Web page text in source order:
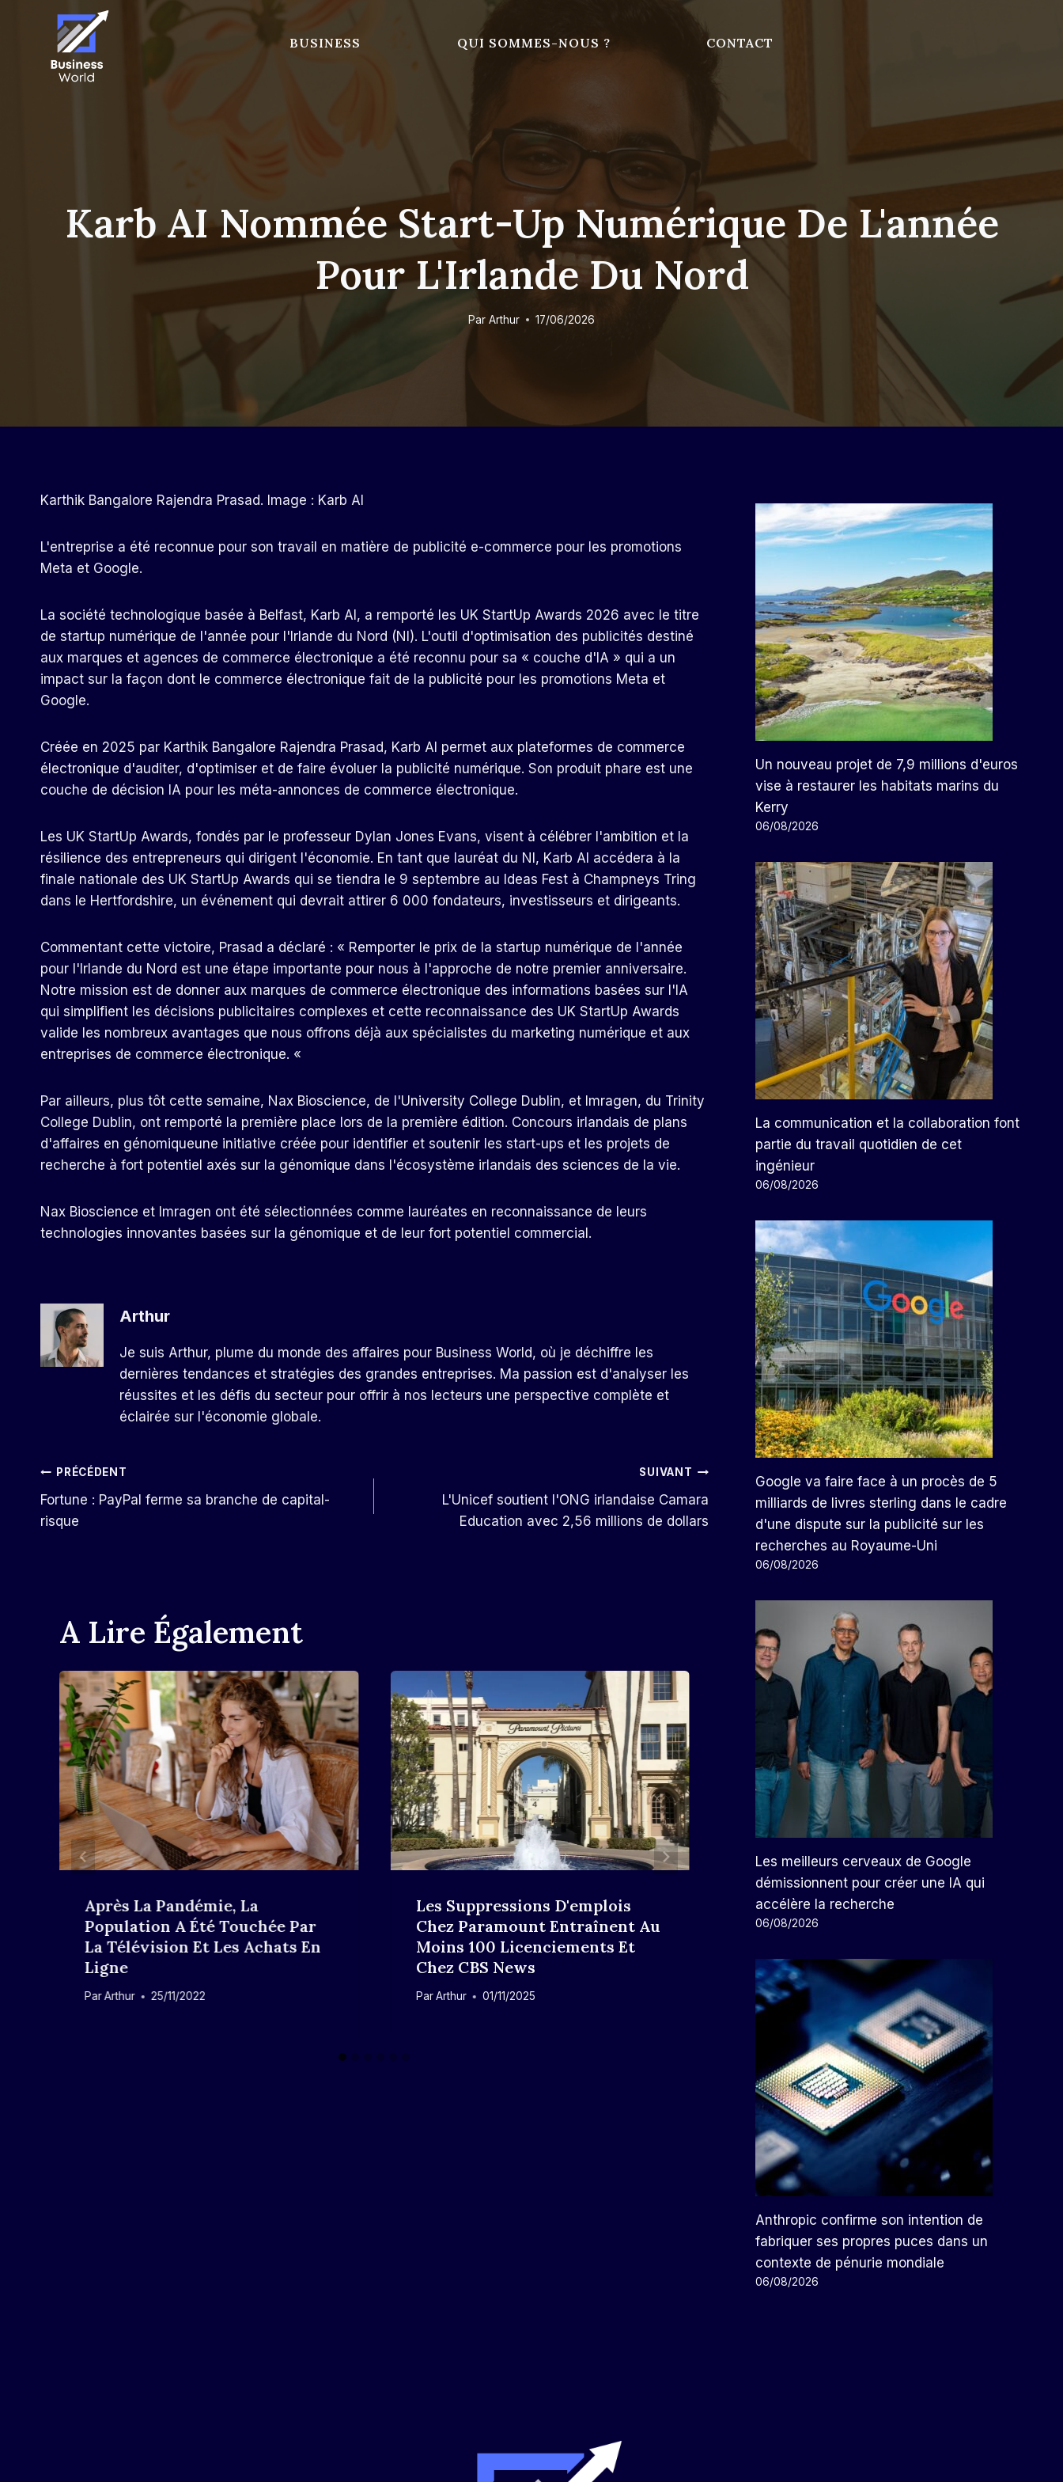
BUSINESS QUI SOMMES-NOUS ? CONTACT
Karb AI Nommée Start-Up Numérique De L'année
Pour L'Irlande Du Nord
Par Arthur 17/06/2026
Karthik Bangalore Rajendra Prasad. Image : Karb AI
L'entreprise a été reconnue pour son travail en matière de publicité e-commerce pour les promotions
Meta et Google.
La société technologique basée à Belfast, Karb AI, a remporté les UK StartUp Awards 2026 avec le titre
de startup numérique de l'année pour l'Irlande du Nord (NI). L'outil d'optimisation des publicités destiné
aux marques et agences de commerce électronique a été reconnu pour sa « couche d'IA » qui a un
impact sur la façon dont le commerce électronique fait de la publicité pour les promotions Meta et
Google.
Créée en 2025 par Karthik Bangalore Rajendra Prasad, Karb AI permet aux plateformes de commerce
électronique d'auditer, d'optimiser et de faire évoluer la publicité numérique. Son produit phare est une
couche de décision IA pour les méta-annonces de commerce électronique.
Les UK StartUp Awards, fondés par le professeur Dylan Jones Evans, visent à célébrer l'ambition et la
résilience des entrepreneurs qui dirigent l'économie. En tant que lauréat du NI, Karb AI accédera à la
finale nationale des UK StartUp Awards qui se tiendra le 9 septembre au Ideas Fest à Champneys Tring
dans le Hertfordshire, un événement qui devrait attirer 6 000 fondateurs, investisseurs et dirigeants.
Commentant cette victoire, Prasad a déclaré : « Remporter le prix de la startup numérique de l'année
pour l'Irlande du Nord est une étape importante pour nous à l'approche de notre premier anniversaire.
Notre mission est de donner aux marques de commerce électronique des informations basées sur l'IA
qui simplifient les décisions publicitaires complexes et cette reconnaissance des UK StartUp Awards
valide les nombreux avantages que nous offrons déjà aux spécialistes du marketing numérique et aux
entreprises de commerce électronique. «
Par ailleurs, plus tôt cette semaine, Nax Bioscience, de l'University College Dublin, et Imragen, du Trinity
College Dublin, ont remporté la première place lors de la première édition. Concours irlandais de plans
d'affaires en génomiqueune initiative créée pour identifier et soutenir les start-ups et les projets de
recherche à fort potentiel axés sur la génomique dans l'écosystème irlandais des sciences de la vie.
Nax Bioscience et Imragen ont été sélectionnées comme lauréates en reconnaissance de leurs
technologies innovantes basées sur la génomique et de leur fort potentiel commercial.
Arthur
Je suis Arthur, plume du monde des affaires pour Business World, où je déchiffre les
dernières tendances et stratégies des grandes entreprises. Ma passion est d'analyser les
réussites et les défis du secteur pour offrir à nos lecteurs une perspective complète et
éclairée sur l'économie globale.
Navigation
De
PRÉCÉDENT
Fortune : PayPal ferme sa branche de capital-
risque
SUIVANT
L'Unicef ​​soutient l'ONG irlandaise Camara
Education avec 2,56 millions de dollars
A Lire Également
Après La Pandémie, La
Population A Été Touchée Par
La Télévision Et Les Achats En
Ligne
ParArthur 25/11/2022
Les Suppressions D'emplois
Chez Paramount Entraînent Au
Moins 100 Licenciements Et
Chez CBS News
Par Arthur 01/11/2025
Ils Font Appel Aux Hommes
D’affaires Mexicains Qui
Au Salvador Et Au Costa Rica
ParArthur 20/09/2023
Un nouveau projet de 7,9 millions d'euros
vise à restaurer les habitats marins du
Kerry
06/08/2026
La communication et la collaboration font
partie du travail quotidien de cet
ingénieur
06/08/2026
Google va faire face à un procès de 5
milliards de livres sterling dans le cadre
d'une dispute sur la publicité sur les
recherches au Royaume-Uni
06/08/2026
Les meilleurs cerveaux de Google
démissionnent pour créer une IA qui
accélère la recherche
06/08/2026
Anthropic confirme son intention de
fabriquer ses propres puces dans un
contexte de pénurie mondiale
06/08/2026